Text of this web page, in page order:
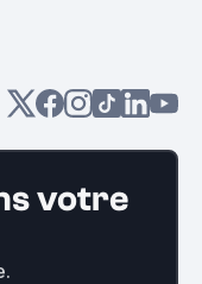
votre